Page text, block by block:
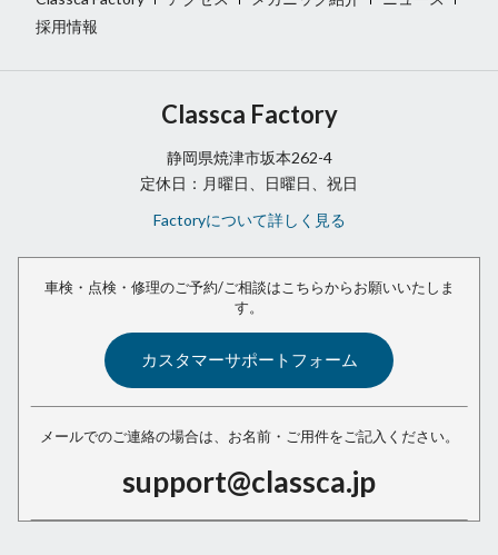
採用情報
Classca Factory
静岡県焼津市坂本262-4
定休日：月曜日、日曜日、祝日
Factoryについて詳しく見る
車検・点検・修理のご予約/ご相談は こちらからお願いいたしま
す。
カスタマーサポートフォーム
メールでのご連絡の場合は、 お名前・ご用件をご記入ください。
support@classca.jp